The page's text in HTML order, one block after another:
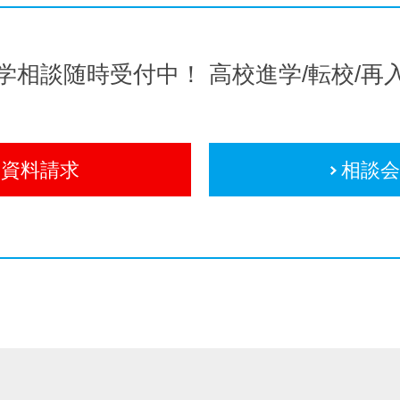
相談随時受付中！ 高校進学/転校/再
資料請求 相談会